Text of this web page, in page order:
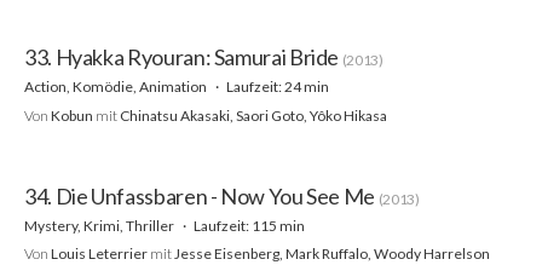
33. Hyakka Ryouran: Samurai Bride (2013)
Action, Komödie, Animation
Laufzeit: 24 min
Von Kobun mit Chinatsu Akasaki, Saori Goto, Yôko Hikasa
34. Die Unfassbaren - Now You See Me (2013)
Mystery, Krimi, Thriller
Laufzeit: 115 min
Von Louis Leterrier mitJesse Eisenberg, Mark Ruffalo, Woody Harrelson